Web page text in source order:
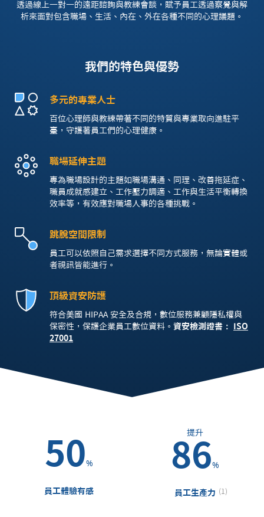
透過線上一對一的遠距諮詢與教練會談，賦予員工透過察覺與解
析來面對包含職場、生活、內在、外在各種不同的心理議題。
我們的特色與優勢
多元的專業人士
百位心理師與教練帶著不同的特質與專業取向進駐平
臺，守護著員工們的心理健康。
職場延伸主題
專為職場設計的主題如職場溝通、同理、改善拖延症、
職員成就感建立、工作壓力調適、工作與生活平衡轉換
效率等，有效應對職場人事的各種挑戰。
跳脫空間限制
員工可以依照自己需求選擇不同方式服務，無論實體或
者視訊皆能進行。
頂級資安防護
符合美國 HIPAA 安全及合規，數位服務兼顧隱私權與
保密性，保護企業員工數位資料。 資安檢測證書：
ISO
27001
50%
員工體驗有感
提升
86%
員工生產力 (1)